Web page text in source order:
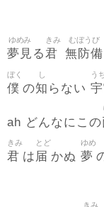
夢見
ゆめみ
る君
きみ
無防備
むぼうび
僕
ぼく
の知
し
らない
う
ah どんなにこの
君
きみ
は 届
とど
かぬ 夢
ゆめ
きみ